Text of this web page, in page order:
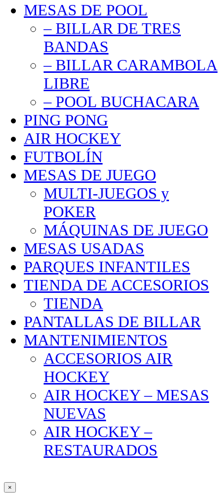
MESAS DE POOL
– BILLAR DE TRES
BANDAS
– BILLAR CARAMBOLA
LIBRE
– POOL BUCHACARA
PING PONG
AIR HOCKEY
FUTBOLÍN
MESAS DE JUEGO
MULTI-JUEGOS y
POKER
MÁQUINAS DE JUEGO
MESAS USADAS
PARQUES INFANTILES
TIENDA DE ACCESORIOS
TIENDA
PANTALLAS DE BILLAR
MANTENIMIENTOS
ACCESORIOS AIR
HOCKEY
AIR HOCKEY – MESAS
NUEVAS
AIR HOCKEY –
RESTAURADOS
×